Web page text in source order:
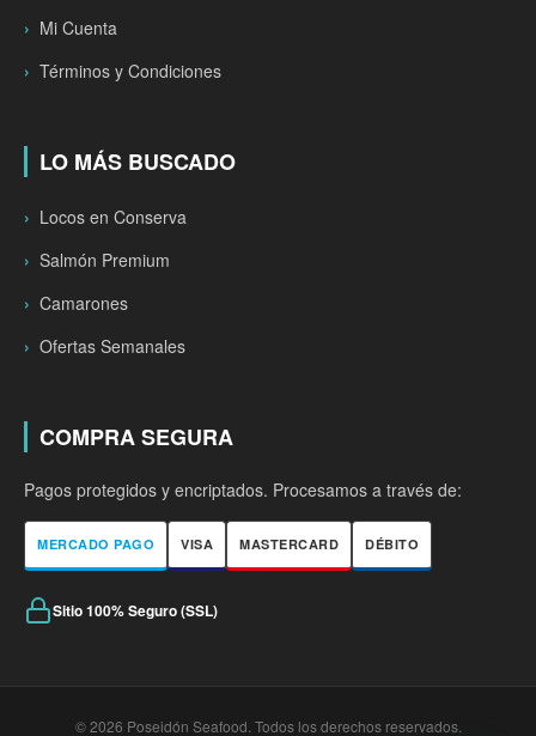
Mi Cuenta
Términos y Condiciones
LO MÁS BUSCADO
Locos en Conserva
Salmón Premium
Camarones
Ofertas Semanales
COMPRA SEGURA
Pagos protegidos y encriptados. Procesamos a través de:
MERCADO PAGO VISA MASTERCARD DÉBITO
Sitio 100% Seguro (SSL)
© 2026 Poseidón Seafood. Todos los derechos reservados.